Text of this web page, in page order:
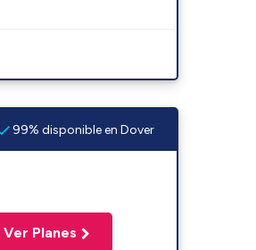
99% disponible en Dover
Ver Planes